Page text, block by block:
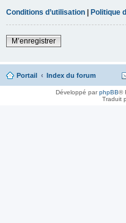
Conditions d’utilisation | Politique
M’enregistrer
Portail Index du forum
Développé parphpBB®
Traduit